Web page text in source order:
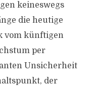
keineswegs
die heutige
vom künftigen
per
Unsicherheit
der